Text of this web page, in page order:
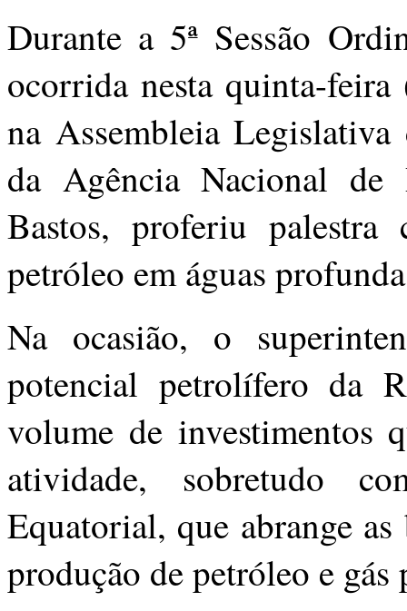
Durante a 5ª Sessão
ocorrida nesta quinta-
na Assembleia
da Agência Nacional de
Bastos, proferiu
petróleo em águas
Na ocasião, o
potencial petrolífero da
volume de investimentos
atividade, sobretudo
Equatorial, que abrange
produção de petróleo e